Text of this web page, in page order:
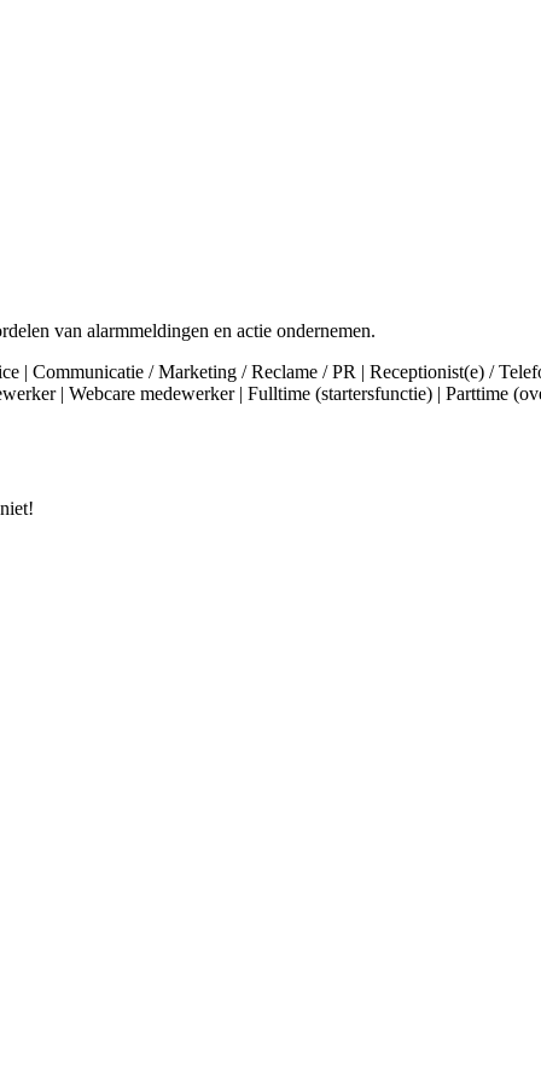
van alarmmeldingen en actie ondernemen.
| Communicatie / Marketing / Reclame / PR | Receptionist(e) /
| Webcare medewerker | Fulltime (startersfunctie) | Parttime